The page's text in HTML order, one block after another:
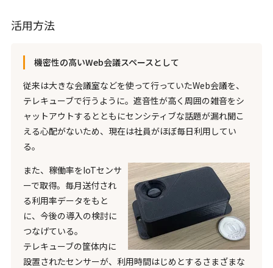
活用方法
機密性の高いWeb会議スペースとして
従来は大きな会議室などを使って行っていたWeb会議を、
テレキューブで行うように。遮音性が高く周囲の雑音をシ
ャットアウトするとともにセンシティブな話題が漏れ聞こ
える心配がないため、現在は社員がほぼ毎日利用してい
る。
また、稼働率をIoTセンサ
ーで取得。毎月送付され
る利用率データをもと
に、今後の導入の検討に
つなげている。
テレキューブの筐体内に
設置されたセンサーが、利用時間はじめとするさまざまな